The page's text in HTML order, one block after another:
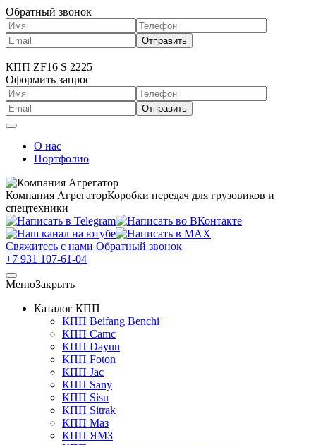
Обратный звонок
КПП ZF16 S 2225
Оформить запрос
О нас
Портфолио
Компания АгрегаторКоробки передач для грузовиков и
спецтехники
Свяжитесь с нами Обратный звонок
+7 931 107-61-04
МенюЗакрыть
Каталог КПП
КПП Beifang Benchi
КПП Camc
КПП Dayun
КПП Foton
КПП Jac
КПП Sany
КПП Sisu
КПП Sitrak
КПП Маз
КПП ЯМЗ